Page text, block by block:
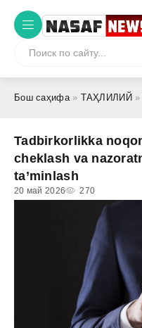
Бош саҳифа» ТАҲЛИЛИЙ »
Tadbirkorlikka
cheklash va
ta’minlash
20 май 2026 270